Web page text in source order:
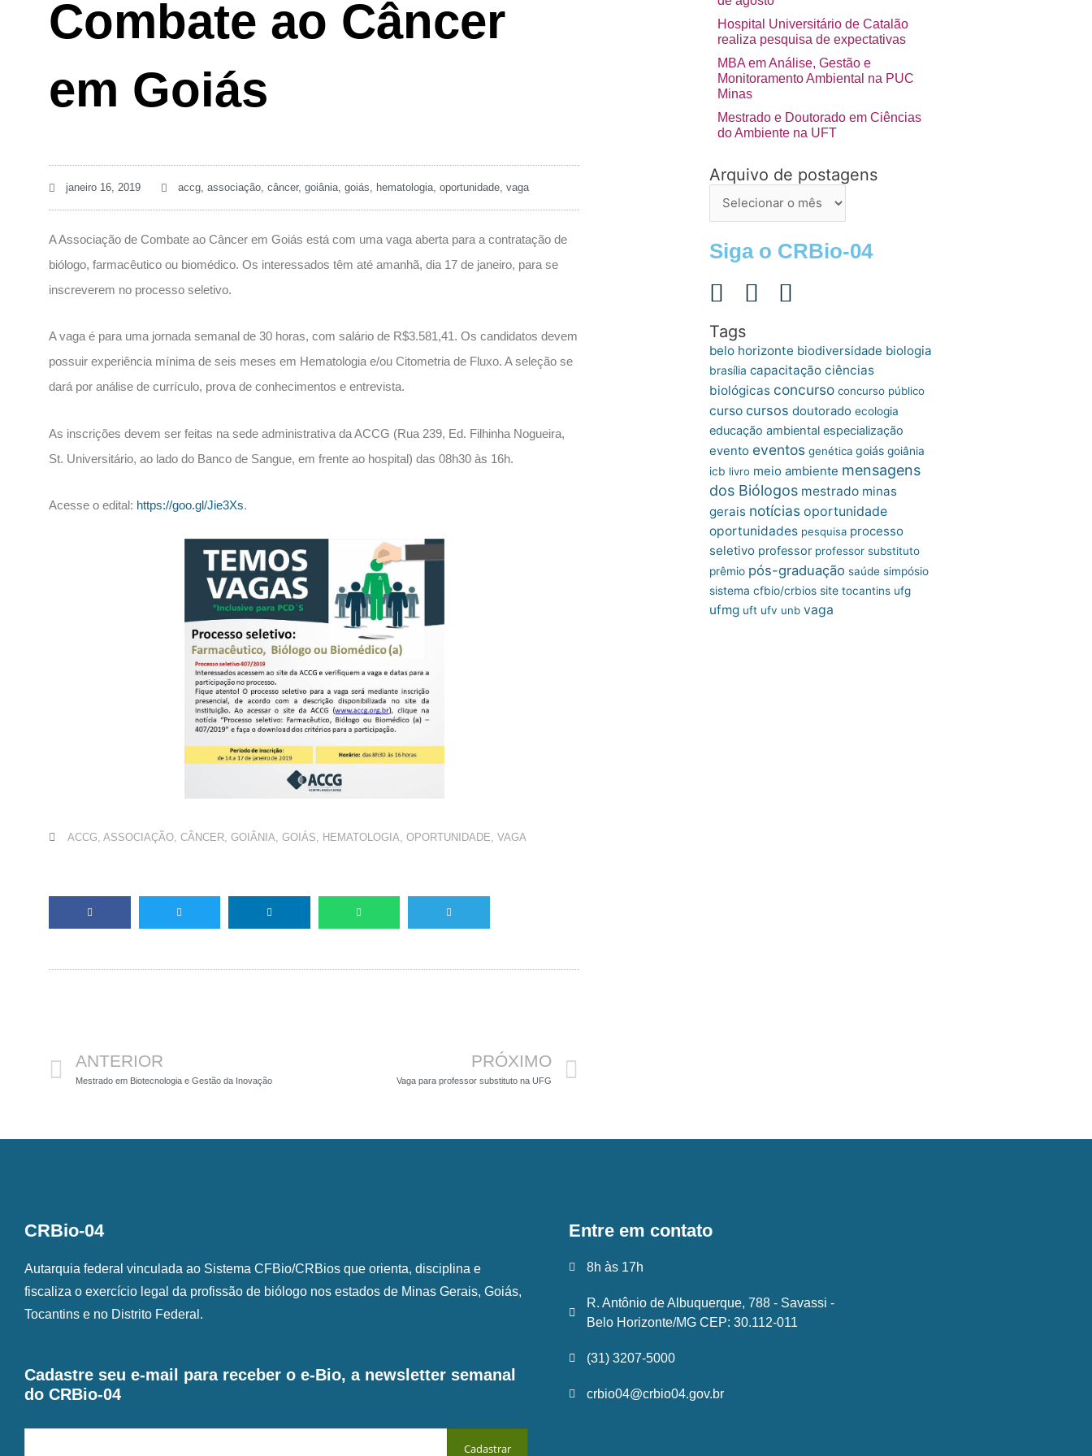
Combate ao Câncer
em Goiás
janeiro 16, 2019 accg, associação, câncer, goiânia, goiás, hematologia, oportunidade, vaga
A Associação de Combate ao Câncer em Goiás está com uma vaga aberta para a contratação de
biólogo, farmacêutico ou biomédico. Os interessados têm até amanhã, dia 17 de janeiro, para se
inscreverem no processo seletivo.
A vaga é para uma jornada semanal de 30 horas, com salário de R$3.581,41. Os candidatos devem
possuir experiência mínima de seis meses em Hematologia e/ou Citometria de Fluxo. A seleção se
dará por análise de currículo, prova de conhecimentos e entrevista.
As inscrições devem ser feitas na sede administrativa da ACCG (Rua 239, Ed. Filhinha Nogueira,
St. Universitário, ao lado do Banco de Sangue, em frente ao hospital) das 08h30 às 16h.
Acesse o edital: https://goo.gl/Jie3Xs.
ACCG, ASSOCIAÇÃO, CÂNCER, GOIÂNIA, GOIÁS, HEMATOLOGIA, OPORTUNIDADE, VAGA
ANTERIOR
Mestrado em Biotecnologia e Gestão da Inovação
PRÓXIMO
Vaga para professor substituto na UFG
Hospital Universitário de Catalão
realiza pesquisa de expectativas
MBA em Análise, Gestão e
Monitoramento Ambiental na PUC
Minas
Mestrado e Doutorado em Ciências
do Ambiente na UFT
Arquivo de postagens
Arquivo
postagens
Siga o CRBio-04
Tags
belo horizonte biodiversidade biologia
brasília capacitação ciências
biológicas concurso concurso público
curso cursos doutorado ecologia
educação ambiental especialização
evento eventos genética goiás goiânia
icb livro meio ambiente mensagens
dos Biólogos mestrado minas
gerais notícias oportunidade
oportunidades pesquisa processo
seletivo professor professor substituto
prêmio pós-graduação saúde simpósio
sistema cfbio/crbios site tocantins ufg
ufmg uft ufv unb vaga
CRBio-04
Autarquia federal vinculada ao Sistema CFBio/CRBios que orienta, disciplina e
fiscaliza o exercício legal da profissão de biólogo nos estados de Minas Gerais, Goiás,
Tocantins e no Distrito Federal.
Cadastre seu e-mail para receber o e-Bio, a newsletter semanal
do CRBio-04
Entre em contato
8h às 17h
R. Antônio de Albuquerque, 788 - Savassi -
Belo Horizonte/MG CEP: 30.112-011
(31) 3207-5000
crbio04@crbio04.gov.br